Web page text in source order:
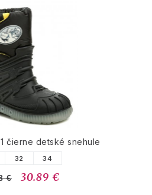
čierne detské snehule
32 34
€ 30.89 €